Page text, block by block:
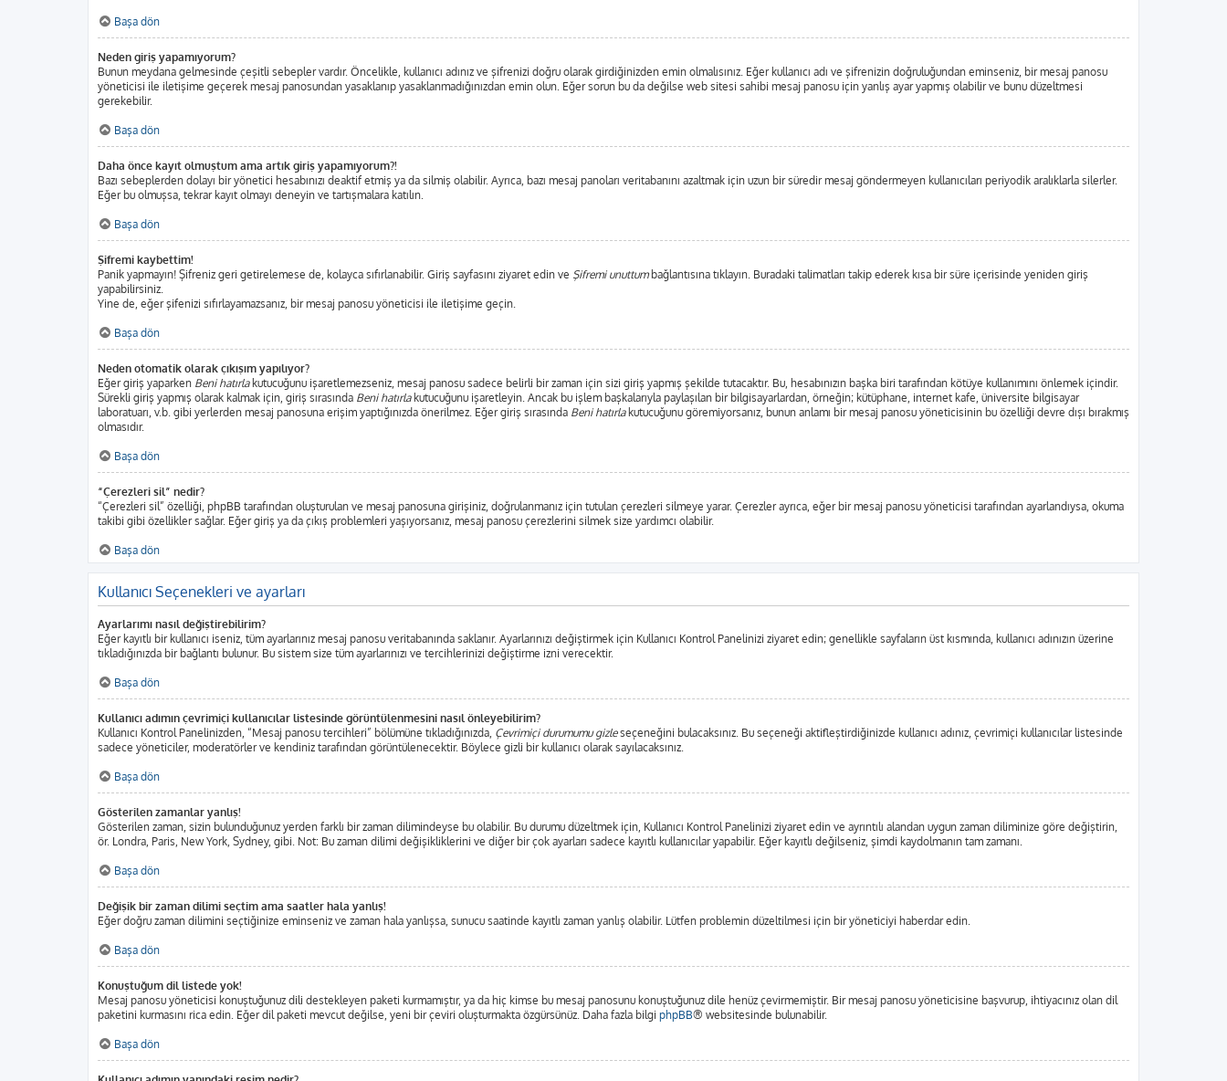
Başa dön
Neden giriş yapamıyorum?
Bunun meydana gelmesinde çeşitli sebepler vardır. Öncelikle, kullanıcı adınız ve şifrenizi doğru olarak girdiğinizden emin olmalısınız. Eğer kullanıcı adı ve şifrenizin doğruluğundan eminseniz, bir mesaj panosu
yöneticisi ile iletişime geçerek mesaj panosundan yasaklanıp yasaklanmadığınızdan emin olun. Eğer sorun bu da değilse web sitesi sahibi mesaj panosu için yanlış ayar yapmış olabilir ve bunu düzeltmesi
gerekebilir.
Başa dön
Daha önce kayıt olmuştum ama artık giriş yapamıyorum?!
Bazı sebeplerden dolayı bir yönetici hesabınızı deaktif etmiş ya da silmiş olabilir. Ayrıca, bazı mesaj panoları veritabanını azaltmak için uzun bir süredir mesaj göndermeyen kullanıcıları periyodik aralıklarla silerler.
Eğer bu olmuşsa, tekrar kayıt olmayı deneyin ve tartışmalara katılın.
Başa dön
Şifremi kaybettim!
Panik yapmayın! Şifreniz geri getirelemese de, kolayca sıfırlanabilir. Giriş sayfasını ziyaret edin ve Şifremi unuttumbağlantısına tıklayın. Buradaki talimatları takip ederek kısa bir süre içerisinde yeniden giriş
yapabilirsiniz.
Yine de, eğer şifenizi sıfırlayamazsanız, bir mesaj panosu yöneticisi ile iletişime geçin.
Başa dön
Neden otomatik olarak çıkışım yapılıyor?
Eğer giriş yaparken Beni hatırlakutucuğunu işaretlemezseniz, mesaj panosu sadece belirli bir zaman için sizi giriş yapmış şekilde tutacaktır. Bu, hesabınızın başka biri tarafından kötüye kullanımını önlemek içindir.
Sürekli giriş yapmış olarak kalmak için, giriş sırasında Beni hatırlakutucuğunu işaretleyin. Ancak bu işlem başkalarıyla paylaşılan bir bilgisayarlardan, örneğin; kütüphane, internet kafe, üniversite bilgisayar
laboratuarı, v.b. gibi yerlerden mesaj panosuna erişim yaptığınızda önerilmez. Eğer giriş sırasında Beni hatırlakutucuğunu göremiyorsanız, bunun anlamı bir mesaj panosu yöneticisinin bu özelliği devre dışı bırakmış
olmasıdır.
Başa dön
“Çerezleri sil” nedir?
“Çerezleri sil” özelliği, phpBB tarafından oluşturulan ve mesaj panosuna girişiniz, doğrulanmanız için tutulan çerezleri silmeye yarar. Çerezler ayrıca, eğer bir mesaj panosu yöneticisi tarafından ayarlandıysa, okuma
takibi gibi özellikler sağlar. Eğer giriş ya da çıkış problemleri yaşıyorsanız, mesaj panosu çerezlerini silmek size yardımcı olabilir.
Başa dön
Kullanıcı Seçenekleri ve ayarları
Ayarlarımı nasıl değiştirebilirim?
Eğer kayıtlı bir kullanıcı iseniz, tüm ayarlarınız mesaj panosu veritabanında saklanır. Ayarlarınızı değiştirmek için Kullanıcı Kontrol Panelinizi ziyaret edin; genellikle sayfaların üst kısmında, kullanıcı adınızın üzerine
tıkladığınızda bir bağlantı bulunur. Bu sistem size tüm ayarlarınızı ve tercihlerinizi değiştirme izni verecektir.
Başa dön
Kullanıcı adımın çevrimiçi kullanıcılar listesinde görüntülenmesini nasıl önleyebilirim?
Kullanıcı Kontrol Panelinizden, “Mesaj panosu tercihleri” bölümüne tıkladığınızda, Çevrimiçi durumumu gizleseçeneğini bulacaksınız. Bu seçeneği aktifleştirdiğinizde kullanıcı adınız, çevrimiçi kullanıcılar listesinde
sadece yöneticiler, moderatörler ve kendiniz tarafından görüntülenecektir. Böylece gizli bir kullanıcı olarak sayılacaksınız.
Başa dön
Gösterilen zamanlar yanlış!
Gösterilen zaman, sizin bulunduğunuz yerden farklı bir zaman dilimindeyse bu olabilir. Bu durumu düzeltmek için, Kullanıcı Kontrol Panelinizi ziyaret edin ve ayrıntılı alandan uygun zaman diliminize göre değiştirin,
ör. Londra, Paris, New York, Sydney, gibi. Not: Bu zaman dilimi değişikliklerini ve diğer bir çok ayarları sadece kayıtlı kullanıcılar yapabilir. Eğer kayıtlı değilseniz, şimdi kaydolmanın tam zamanı.
Başa dön
Değişik bir zaman dilimi seçtim ama saatler hala yanlış!
Eğer doğru zaman dilimini seçtiğinize eminseniz ve zaman hala yanlışsa, sunucu saatinde kayıtlı zaman yanlış olabilir. Lütfen problemin düzeltilmesi için bir yöneticiyi haberdar edin.
Başa dön
Konuştuğum dil listede yok!
Mesaj panosu yöneticisi konuştuğunuz dili destekleyen paketi kurmamıştır, ya da hiç kimse bu mesaj panosunu konuştuğunuz dile henüz çevirmemiştir. Bir mesaj panosu yöneticisine başvurup, ihtiyacınız olan dil
paketini kurmasını rica edin. Eğer dil paketi mevcut değilse, yeni bir çeviri oluşturmakta özgürsünüz. Daha fazla bilgi phpBB® websitesinde bulunabilir.
Başa dön